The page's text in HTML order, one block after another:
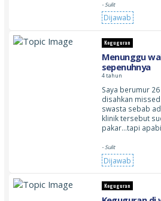
- Sulit
Dijawab
Keguguran
Menunggu
sepenuhnya
4 tahun
Saya berumur
disahkan
swasta sebab
klinik tersebut
pakar…tapi
- Sulit
Dijawab
Keguguran